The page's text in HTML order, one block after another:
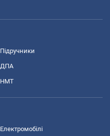
Підручники
ДПА
НМТ
Електромобілі